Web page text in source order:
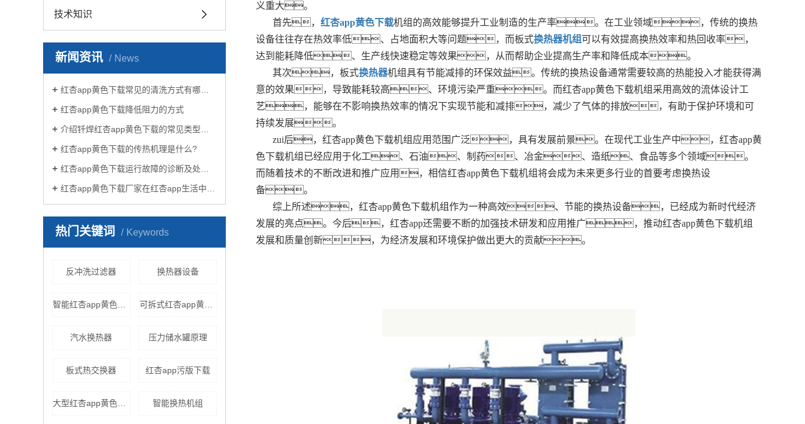
技术知识
新闻资讯 News
红杏app黄色下载常见的清洗方式有哪些？
红杏app黄色下载降低阻力的方式
介绍钎焊红杏app黄色下载的常见类型有哪些
红杏app黄色下载的传热机理是什么?
红杏app黄色下载运行故障的诊断及处理方法
红杏app黄色下载厂家在红杏app生活中有哪些作用？
热门关键词 Keywords
反冲洗过滤器 换热器设备
可拆式红杏app黄色下载
汽水换热器 压力储水罐原理
板式热交换器 红杏app污版下载
智能换热机组
义重大。
首先， 红杏app黄色下载机组的高效能够提升工业制造的生产率。在工业领域，传统的换热
设备往往存在热效率低、占地面积大等问题，而板式换热器机组 可以有效提高换热效率和热回收率，
达到能耗降低、生产线快速稳定等效果，从而帮助企业提高生产率和降低成本。
其次，板式换热器机组具有节能减排的环保效益。传统的换热设备通常需要较高的热能投入才能获得满
意的效果，导致能耗较高、环境污染严重。而红杏app黄色下载机组采用高效的流体设计工
艺，能够在不影响换热效率的情况下实现节能和减排，减少了气体的排放，有助于保护环境和可
持续发展。
zui后，红杏app黄色下载机组应用范围广泛，具有发展前景。在现代工业生产中，红杏app黄
色下载机组已经应用于化工、石油、制药、冶金、造纸、食品等多个领域。
而随着技术的不断改进和推广应用，相信红杏app黄色下载机组将会成为未来更多行业的首要考虑换热设
备。
综上所述，红杏app黄色下载机组作为一种高效、节能的换热设备，已经成为新时代经济
发展的亮点。今后，红杏app还需要不断的加强技术研发和应用推广，推动红杏app黄色下载机组
发展和质量创新，为经济发展和环境保护做出更大的贡献。